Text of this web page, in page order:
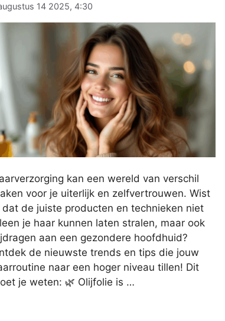
14 2025, 4:30
kan een wereld van verschil
voor je uiterlijk en zelfvertrouwen. Wist
dat de juiste producten en technieken niet
je haar kunnen laten stralen, maar ook
aan een gezondere hoofdhuid?
de nieuwste trends en tips die jouw
naar een hoger niveau tillen! Dit
je weten: 🌿 Olijfolie is …